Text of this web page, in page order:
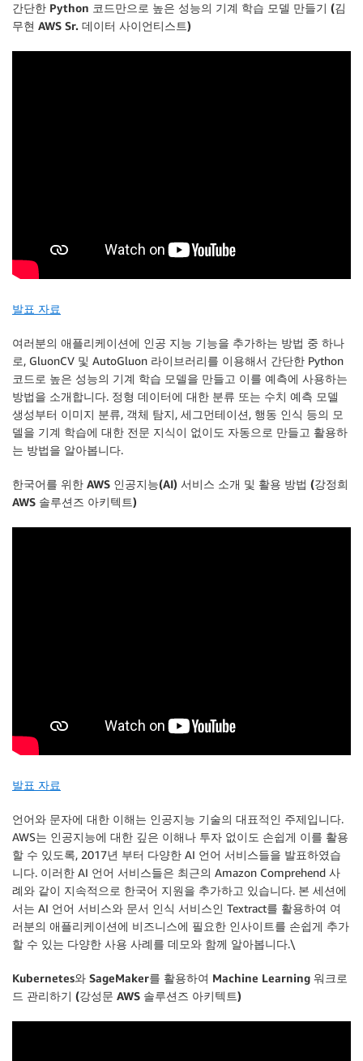
간단한 Python 코드만으로 높은 성능의 기계 학습 모델 만들기 (김
무현 AWS Sr. 데이터 사이언티스트)
발표 자료
여러분의 애플리케이션에 인공 지능 기능을 추가하는 방법 중 하나
로, GluonCV 및 AutoGluon 라이브러리를 이용해서 간단한 Python
코드로 높은 성능의 기계 학습 모델을 만들고 이를 예측에 사용하는
방법을 소개합니다. 정형 데이터에 대한 분류 또는 수치 예측 모델
생성부터 이미지 분류, 객체 탐지, 세그먼테이션, 행동 인식 등의 모
델을 기계 학습에 대한 전문 지식이 없이도 자동으로 만들고 활용하
는 방법을 알아봅니다.
한국어를 위한 AWS 인공지능(AI) 서비스 소개 및 활용 방법 (강정희
AWS 솔루션즈 아키텍트)
발표 자료
언어와 문자에 대한 이해는 인공지능 기술의 대표적인 주제입니다.
AWS는 인공지능에 대한 깊은 이해나 투자 없이도 손쉽게 이를 활용
할 수 있도록, 2017년 부터 다양한 AI 언어 서비스들을 발표하였습
니다. 이러한 AI 언어 서비스들은 최근의 Amazon Comprehend 사
례와 같이 지속적으로 한국어 지원을 추가하고 있습니다. 본 세션에
서는 AI 언어 서비스와 문서 인식 서비스인 Textract를 활용하여 여
러분의 애플리케이션에 비즈니스에 필요한 인사이트를 손쉽게 추가
할 수 있는 다양한 사용 사례를 데모와 함께 알아봅니다.\
Kubernetes와 SageMaker를 활용하여 Machine Learning 워크로
드 관리하기 (강성문 AWS 솔루션즈 아키텍트)